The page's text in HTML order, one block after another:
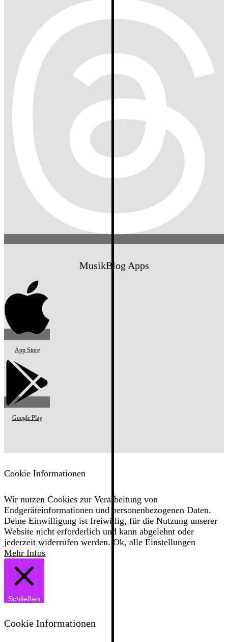
MusikBlog Apps
App Store
Google Play
Cookie Informationen
Wir nutzen Cookies zur Verarbeitung von
Endgeräteinformationen und personenbezogenen Daten.
Deine Einwilligung ist freiwillig, für die Nutzung unserer
Website nicht erforderlich und kann abgelehnt oder
jederzeit widerrufen werden. Ok, alle Einstellungen
Mehr Infos
Schließen
Cookie Informationen